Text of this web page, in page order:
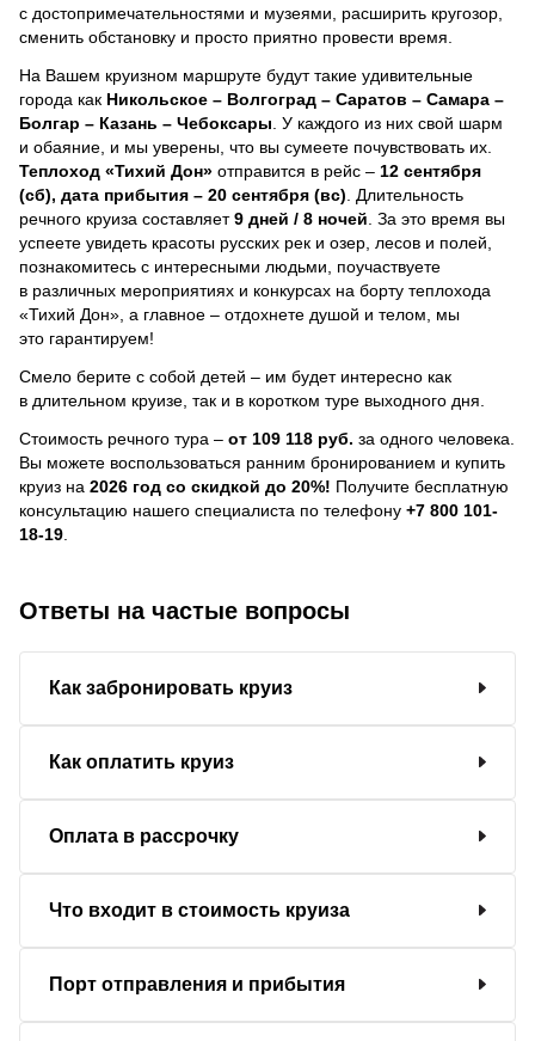
с достопримечательностями и музеями, расширить кругозор,
сменить обстановку и просто приятно провести время.
На Вашем круизном маршруте будут такие удивительные
города как Никольское – Волгоград – Саратов – Самара –
Болгар – Казань – Чебоксары . У каждого из них свой шарм
и обаяние, и мы уверены, что вы сумеете почувствовать их.
Теплоход «Тихий Дон» отправится в рейс – 12 сентября
(сб), дата прибытия – 20 сентября (вс) . Длительность
речного круиза составляет9 дней / 8 ночей За это время вы
успеете увидеть красоты русских рек и озер, лесов и полей,
познакомитесь с интересными людьми, поучаствуете
в различных мероприятиях и конкурсах на борту теплохода
«Тихий Дон», а главное – отдохнете душой и телом, мы
это гарантируем!
Смело берите с собой детей – им будет интересно как
в длительном круизе, так и в коротком туре выходного дня.
Стоимость речного тура – от 109 118 руб. за одного человека.
Вы можете воспользоваться ранним бронированием и купить
круиз на 2026 год со скидкой до 20%! Получите бесплатную
консультацию нашего специалиста по телефону +7 800 101-
18-19
Ответы на частые вопросы
Как забронировать круиз
Как оплатить круиз
Оплата в рассрочку
Что входит в стоимость круиза
Порт отправления и прибытия